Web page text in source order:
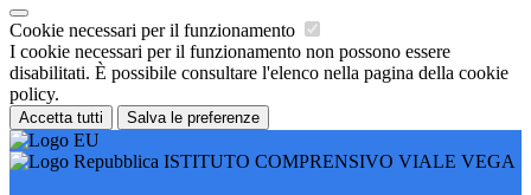
Cookie necessari per il funzionamento
I cookie necessari per il funzionamento non possono essere
disabilitati. È possibile consultare l'elenco nella pagina della cookie
policy.
Accetta tutti Salva le preferenze
ISTITUTO COMPRENSIVO VIALE VEGA